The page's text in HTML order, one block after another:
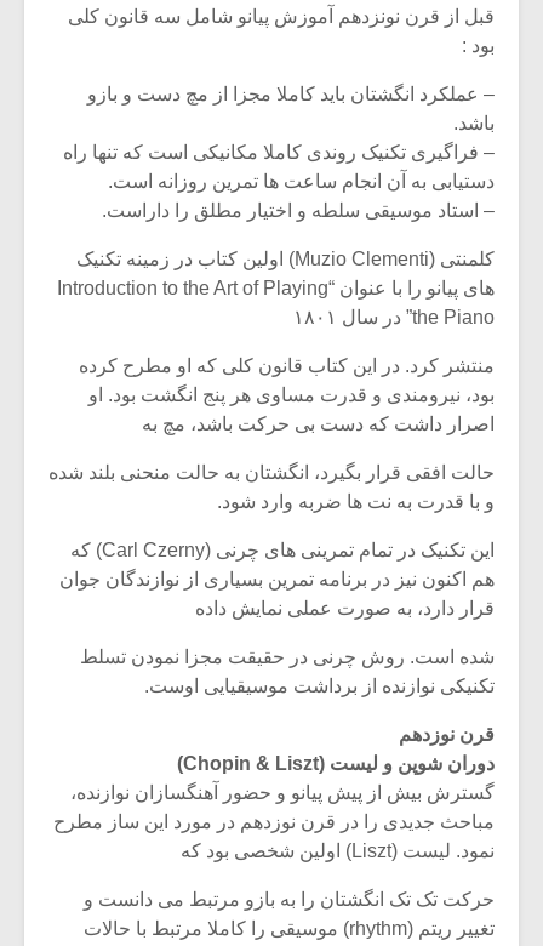
قبل از قرن نونزدهم آموزش پیانو شامل سه قانون کلی
بود :
– عملکرد انگشتان باید کاملا مجزا از مچ دست و بازو
باشد.
– فراگیری تکنیک روندی کاملا مکانیکی است که تنها راه
دستیابی به آن انجام ساعت ها تمرین روزانه است.
– استاد موسیقی سلطه و اختیار مطلق را داراست.
کلمنتی (Muzio Clementi) اولین کتاب در زمینه تکنیک
های پیانو را با عنوان “Introduction to the Art of Playing
the Piano” در سال ۱۸۰۱
منتشر کرد. در این کتاب قانون کلی که او مطرح کرده
بود، نیرومندی و قدرت مساوی هر پنج انگشت بود. او
اصرار داشت که دست بی حرکت باشد، مچ به
حالت افقی قرار بگیرد، انگشتان به حالت منحنی بلند شده
و با قدرت به نت ها ضربه وارد شود.
این تکنیک در تمام تمرینی های چرنی (Carl Czerny) که
هم اکنون نیز در برنامه تمرین بسیاری از نوازندگان جوان
قرار دارد، به صورت عملی نمایش داده
شده است. روش چرنی در حقیقت مجزا نمودن تسلط
تکنیکی نوازنده از برداشت موسیقیایی اوست.
قرن نوزدهم
دوران شوپن و لیست (Chopin & Liszt)
گسترش بیش از پیش پیانو و حضور آهنگسازان نوازنده،
مباحث جدیدی را در قرن نوزدهم در مورد این ساز مطرح
نمود. لیست (Liszt) اولین شخصی بود که
حرکت تک تک انگشتان را به بازو مرتبط می دانست و
تغییر ریتم (rhythm) موسیقی را کاملا مرتبط با حالات
میکلوش روژا
یادداشتی بر موسیقی
شیش و نیم»
اگر نمی توانی
مشهورترین باشی،
بدنام ترین باش
موریس ژار
موسیقی
موسیقی